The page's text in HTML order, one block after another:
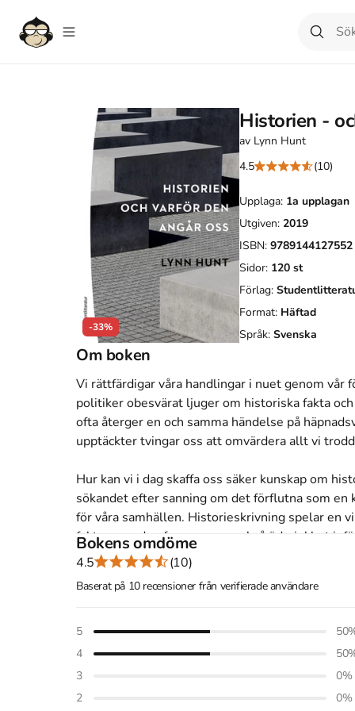
-33%
Historien -
av Lynn Hunt
4.5
(10)
Upplaga: 1a upplagan
Utgiven: 2019
ISBN: 9789144127552
Sidor: 120 st
Förlag:
Format: Häftad
Språk: Svenska
Om boken
Vi rättfärdigar våra handlingar i nuet genom
politiker obesvärat ljuger om historiska fakta
ofta återger en och samma händelse på
upptäckter tvingar oss att omvärdera allt vi
Hur kan vi i dag skaffa oss säker kunskap om
sökandet efter sanning om det förflutna som
för våra samhällen. Historieskrivning spelar en
fakta, men den fram-manar också ödmjukhet
inställning till nationalism och andra
kulturer. Historien är, enligt Hunt, vårt bästa
Åtkomstkoder och digitalt tilläggsmaterial
Mer om Historien - och varför den angår oss (2019)
Bokens omdöme
4.5 (10)
Baserat på 10 recensioner från verifierade användare
5 50
4
50
3
0%
2
0%